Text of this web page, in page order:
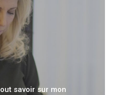
savoir sur mon